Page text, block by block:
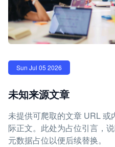
Sun Jul 05 2026
未知来源文章
未提供可爬取的文章 URL 或
际正文。此处为占位引言，
元数据占位以便后续替换。